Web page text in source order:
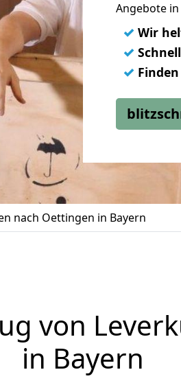
Angebote in
✓ Wir
✓
✓
nach Oettingen in Bayern
von
in Bayern